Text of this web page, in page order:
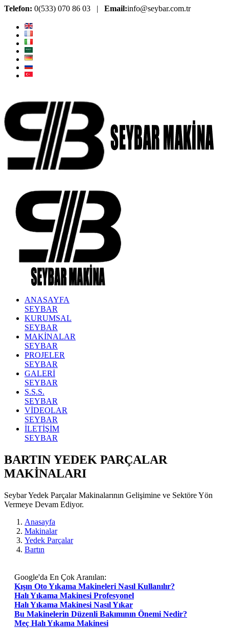
Telefon: 0(533) 070 86 03 | Email:info@seybar.com.tr
ANASAYFA
SEYBAR
KURUMSAL
SEYBAR
MAKİNALAR
SEYBAR
PROJELER
SEYBAR
GALERİ
SEYBAR
S.S.S.
SEYBAR
VİDEOLAR
SEYBAR
İLETİŞİM
SEYBAR
BARTIN YEDEK PARÇALAR
MAKİNALARI
Seybar Yedek Parçalar Makinalarının Gelişimine ve Sektöre Yön
Vermeye Devam Ediyor.
Anasayfa
Makinalar
Yedek Parçalar
Bartın
Google'da En Çok Aranılan:
Kışın Oto Yıkama Makineleri Nasıl Kullanılır?
Halı Yıkama Makinesi Profesyonel
Halı Yıkama Makinesi Nasıl Yıkar
Bu Makinelerin Düzenli Bakımının Önemi Nedir?
Meç Halı Yıkama Makinesi